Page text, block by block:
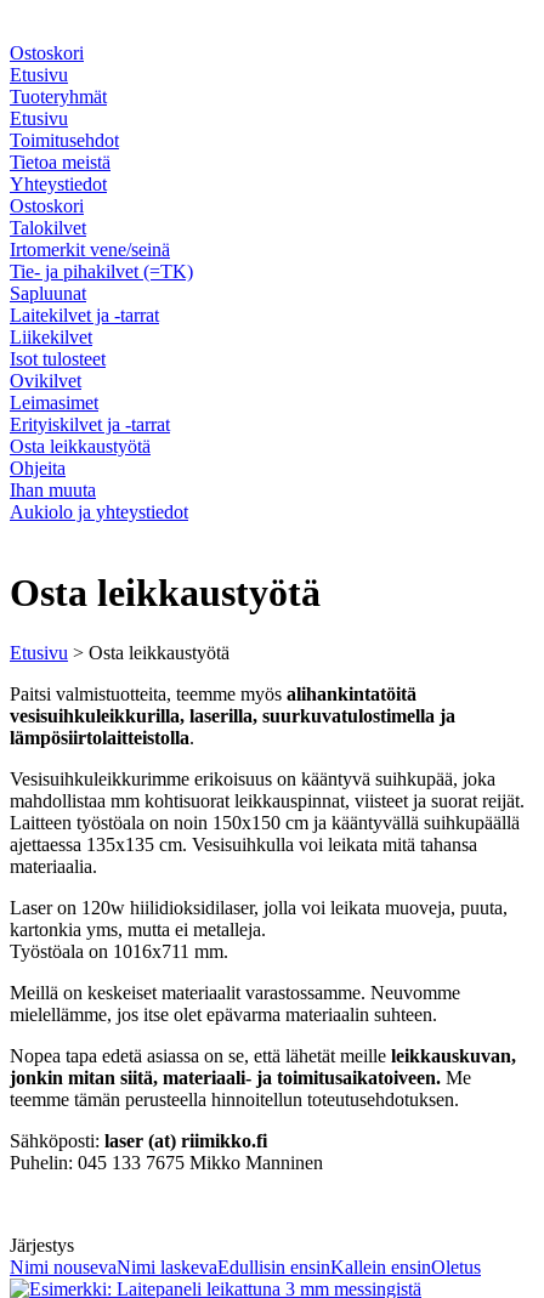
Ostoskori
Etusivu
Tuoteryhmät
Etusivu
Toimitusehdot
Tietoa meistä
Yhteystiedot
Ostoskori
Talokilvet
Irtomerkit vene/seinä
Tie- ja pihakilvet (=TK)
Sapluunat
Laitekilvet ja -tarrat
Liikekilvet
Isot tulosteet
Ovikilvet
Leimasimet
Erityiskilvet ja -tarrat
Osta leikkaustyötä
Ohjeita
Ihan muuta
Aukiolo ja yhteystiedot
Osta leikkaustyötä
Etusivu > Osta leikkaustyötä
Paitsi valmistuotteita, teemme myös alihankintatöitä
vesisuihkuleikkurilla, laserilla, suurkuvatulostimella ja
lämpösiirtolaitteistolla.
Vesisuihkuleikkurimme erikoisuus on kääntyvä suihkupää, joka
mahdollistaa mm kohtisuorat leikkauspinnat, viisteet ja suorat reijät.
Laitteen työstöala on noin 150x150 cm ja kääntyvällä suihkupäällä
ajettaessa 135x135 cm. Vesisuihkulla voi leikata mitä tahansa
materiaalia.
Laser on 120w hiilidioksidilaser, jolla voi leikata muoveja, puuta,
kartonkia yms, mutta ei metalleja.
Työstöala on 1016x711 mm.
Meillä on keskeiset materiaalit varastossamme. Neuvomme
mielellämme, jos itse olet epävarma materiaalin suhteen.
Nopea tapa edetä asiassa on se, että lähetät meille leikkauskuvan,
jonkin mitan siitä, materiaali- ja toimitusaikatoiveen. Me
teemme tämän perusteella hinnoitellun toteutusehdotuksen.
Sähköposti: laser (at) riimikko.fi
Puhelin: 045 133 7675 Mikko Manninen
Järjestys
Nimi nousevaNimi laskevaEdullisin ensinKallein ensinOletus